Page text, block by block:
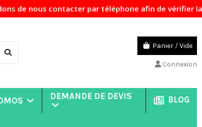
par téléphone afin de vérifier la disponibilité
Panier /Vide
Connexion
DEMANDE DE DEVIS BLOG